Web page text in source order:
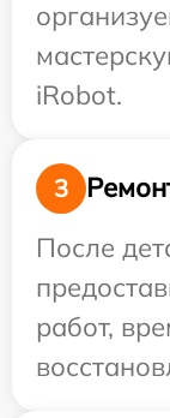
iRobot.
3
После
работ,